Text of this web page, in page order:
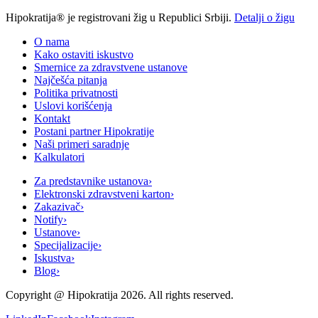
Hipokratija® je registrovani žig u Republici Srbiji. Detalji o žigu
O nama
Kako ostaviti iskustvo
Smernice za zdravstvene ustanove
Najčešća pitanja
Politika privatnosti
Uslovi korišćenja
Kontakt
Postani partner Hipokratije
Naši primeri saradnje
Kalkulatori
Za predstavnike ustanova›
Elektronski zdravstveni karton›
Zakazivač›
Notify›
Ustanove›
Specijalizacije›
Iskustva›
Blog›
Copyright @ Hipokratija 2026. All rights reserved.